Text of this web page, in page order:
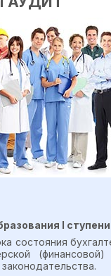
I ступени
состояния